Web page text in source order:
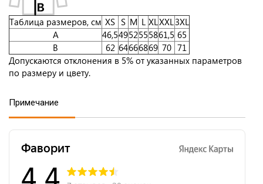
Таблица размеров, см XS S M L XLXXL3XL
A
46,54952555861,5 65
B
62 64666869 70 71
Допускаются отклонения в 5% от указанных параметров
по размеру и цвету.
Примечание